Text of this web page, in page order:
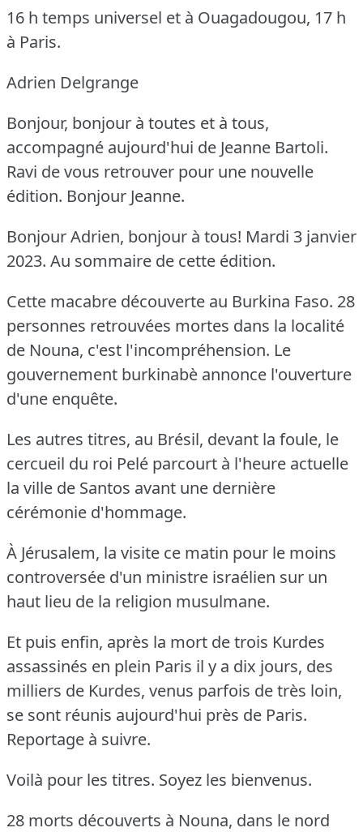
16 h temps universel et à Ouagadougou, 17 h
à Paris.
Adrien Delgrange
Bonjour, bonjour à toutes et à tous,
accompagné aujourd'hui de Jeanne Bartoli.
Ravi de vous retrouver pour une nouvelle
édition. Bonjour Jeanne.
Bonjour Adrien, bonjour à tous! Mardi 3 janvier
2023. Au sommaire de cette édition.
Cette macabre découverte au Burkina Faso. 28
personnes retrouvées mortes dans la localité
de Nouna, c'est l'incompréhension. Le
gouvernement burkinabè annonce l'ouverture
d'une enquête.
Les autres titres, au Brésil, devant la foule, le
cercueil du roi Pelé parcourt à l'heure actuelle
la ville de Santos avant une dernière
cérémonie d'hommage.
À Jérusalem, la visite ce matin pour le moins
controversée d'un ministre israélien sur un
haut lieu de la religion musulmane.
Et puis enfin, après la mort de trois Kurdes
assassinés en plein Paris il y a dix jours, des
milliers de Kurdes, venus parfois de très loin,
se sont réunis aujourd'hui près de Paris.
Reportage à suivre.
Voilà pour les titres. Soyez les bienvenus.
28 morts découverts à Nouna, dans le nord